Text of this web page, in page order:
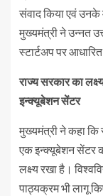
संवाद किया एवं उनके
मुख्यमंत्री ने उन्नत
स्टार्टअप पर
राज्य सरकार का
इन्क्यूबेशन सेंटर
मुख्यमंत्री ने कहा कि
एक इन्क्यूबेशन सेंटर
लक्ष्य रखा है।
पाठ्यक्रम भी लागू